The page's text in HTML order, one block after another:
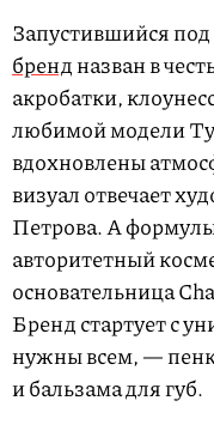
Запустившийся
брендназван в
акробатки,
любимой модели
вдохновлены
визуал отвечает
Петрова. Аформулы
авторитетный
основательница
Бренд стартует с
нужны всем, —
и бальзама для губ.